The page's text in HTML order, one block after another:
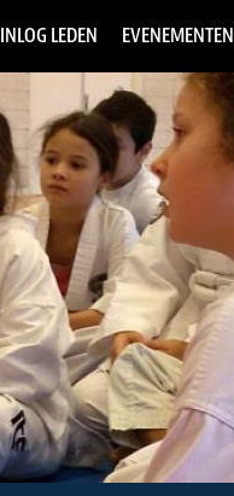
INLOG LEDEN EVENEMENTEN